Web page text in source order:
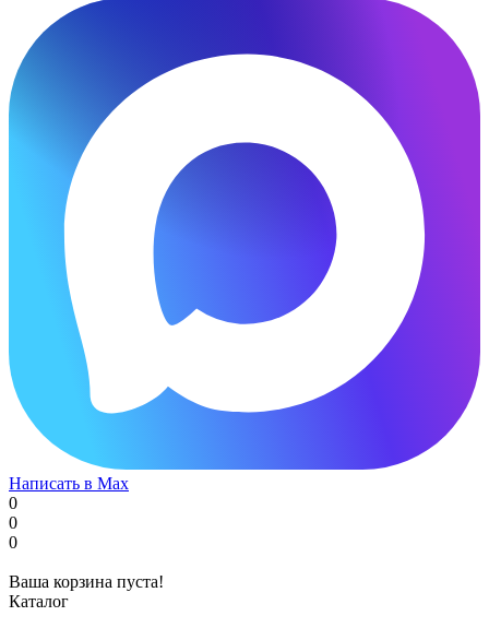
Написать в Max
0
0
0
Ваша корзина пуста!
Каталог